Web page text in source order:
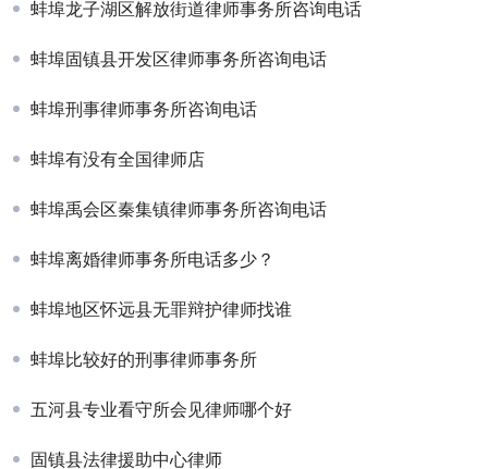
蚌埠龙子湖区解放街道律师事务所咨询电话
蚌埠固镇县开发区律师事务所咨询电话
蚌埠刑事律师事务所咨询电话
蚌埠有没有全国律师店
蚌埠禹会区秦集镇律师事务所咨询电话
蚌埠离婚律师事务所电话多少？
蚌埠地区怀远县无罪辩护律师找谁
蚌埠比较好的刑事律师事务所
五河县专业看守所会见律师哪个好
固镇县法律援助中心律师